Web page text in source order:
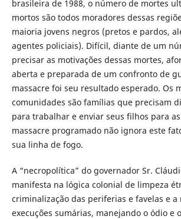
brasileira de 1988, o número de mortes
mortos são todos moradores dessas
maioria jovens negros (pretos e pardos,
agentes policiais). Difícil, diante de um
precisar as motivações dessas mortes,
aberta e preparada de um confronto de
massacre foi seu resultado esperado. Os
comunidades são famílias que precisam
para trabalhar e enviar seus filhos para as
massacre programado não ignora este
sua linha de fogo.
A “necropolítica” do governador Sr.
manifesta na lógica colonial de limpeza
criminalização das periferias e favelas e
execuções sumárias, manejando o ódio e